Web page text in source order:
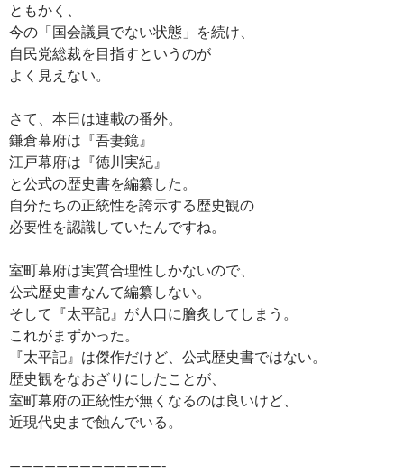
ともかく、
今の「国会議員でない状態」を続け、
自民党総裁を目指すというのが
よく見えない。
さて、本日は連載の番外。
鎌倉幕府は『吾妻鏡』
江戸幕府は『徳川実紀』
と公式の歴史書を編纂した。
自分たちの正統性を誇示する歴史観の
必要性を認識していたんですね。
室町幕府は実質合理性しかないので、
公式歴史書なんて編纂しない。
そして『太平記』が人口に膾炙してしまう。
これがまずかった。
『太平記』は傑作だけど、公式歴史書ではない。
歴史観をなおざりにしたことが、
室町幕府の正統性が無くなるのは良いけど、
近現代史まで蝕んでいる。
—————————————-